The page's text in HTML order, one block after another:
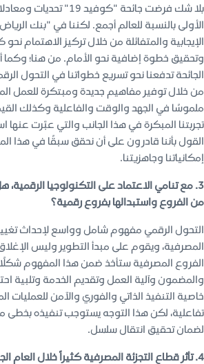
بلا شك فرضت جائحة "كوفيد
الأولى بالنسبة للعالم أجمع. لكننا في "بنك
الإيجابية والمتفائلة من خلال تركيز الاهتمام
وتحقيق خطوة إضافية نحو الأمام. من هنا؛ وكما
الجائحة تدفعنا نحو تسريع خطواتنا في التحول
من خلال توفير مفاهيم جديدة ومبتكرة للعمل
ملموسًا في الجهد والوقت والفاعلية وكذلك
تجربتنا المبكرة في هذا الجانب والتي عبّرت عنها
القول بأننا قادرون على أن نحقق سبقًا في هذا
إمكانياتنا وجاهزيتنا.
3. مع تنامي الاعتماد على التكنولوجيا
من الفروع واستبدالها بفروع رقمية؟
التحول الرقمي مفهوم شامل وواسع لإحداث
المصرفية، ويقوم على مبدأ التطوير وليس الإغلاق
الفروع المصرفية ستأخذ ضمن هذا المفهوم
والمضمون وآلية العمل وتقديم الخدمة وتلبية
خاصية التنفيذ الذاتي والفوري والآمن للعمليات
تفاعلية، لكن هذا التوجه يستوجب تنفيذه
لضمان تحقيق انتقال سلسل.
4. تأثر قطاع التجزئة المصرفية كثيراً خلال العام